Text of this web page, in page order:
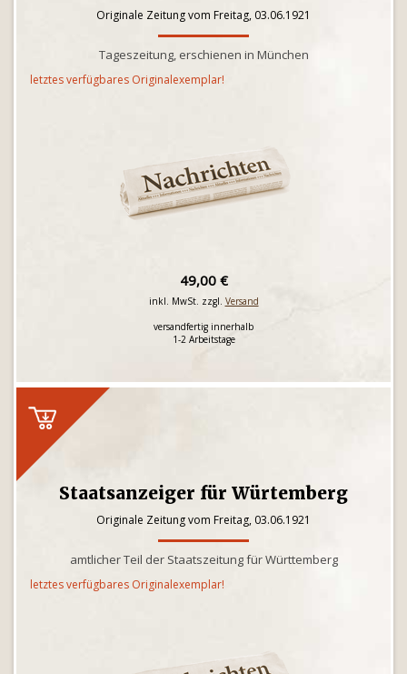
Originale Zeitung vom Freitag, 03.06.1921
Tageszeitung, erschienen in München
letztes verfügbares Originalexemplar!
49,00 €
inkl. MwSt. zzgl. Versand
versandfertig innerhalb
1-2 Arbeitstage
Staatsanzeiger für Würtemberg
Originale Zeitung vom Freitag, 03.06.1921
amtlicher Teil der Staatszeitung für Württemberg
letztes verfügbares Originalexemplar!